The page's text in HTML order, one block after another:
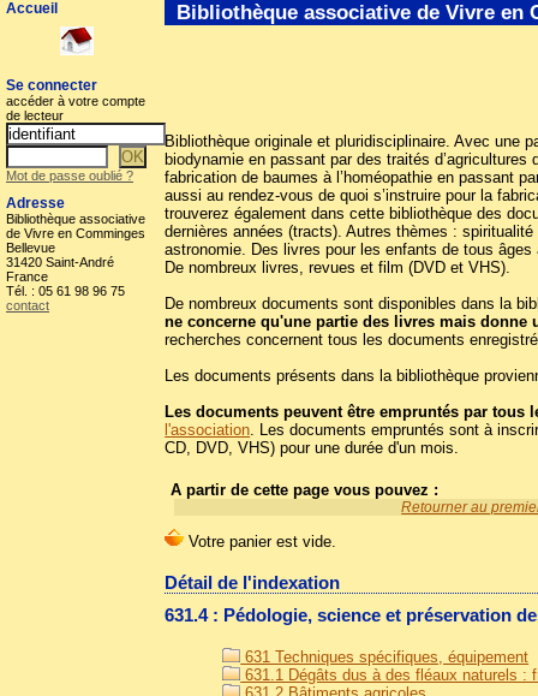
Bibliothèque originale et pluridisciplinaire. Avec une
biodynamie en passant par des traités
fabrication de baumes à l’homéopathie en passant
aussi au rendez-vous de quoi s’instruire pour la
trouverez également dans cette bibliothèque des
dernières années (tracts). Autres thèmes :
astronomie. Des livres pour les enfants de tous
De nombreux livres, revues et film (DVD et VHS).
De nombreux documents sont disponibles dans la
ne concerne qu'une partie des livres mais donne
recherches concernent tous les documents
Les documents présents dans la bibliothèque
Les documents peuvent être empruntés par
l'association. Les documents empruntés sont à
CD, DVD, VHS) pour une durée d'un mois.
A partir de cette page vous pouvez :
Retourner au
Détail de l'indexation
631.4 : Pédologie, science et préservation
631 Techniques spécifiques, équipement
631.1 Dégâts dus à des fléaux naturels :
Bibliothèque associative de Vivre en
Accueil
Se connecter
accéder à votre compte
de lecteur
Mot de passe oublié ?
Adresse
Bibliothèque associative
de Vivre en Comminges
Bellevue
31420 Saint-André
France
Tél. : 05 61 98 96 75
contact